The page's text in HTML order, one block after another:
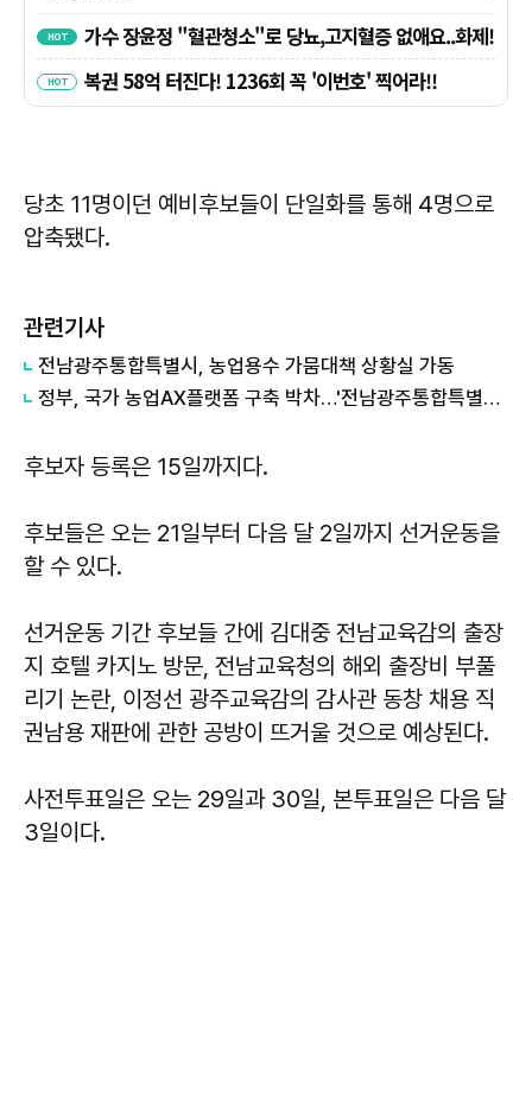
당초 11명이던 예비후보들이 단일화를 통해 4명으로
압축됐다.
관련기사
전남광주통합특별시, 농업용수 가뭄대책 상황실 가동
정부, 국가 농업AX플랫폼 구축 박차…'전남광주통합특별시 컨소시엄' 최종 선정
후보자 등록은 15일까지다.
후보들은 오는 21일부터 다음 달 2일까지 선거운동을
할 수 있다.
선거운동 기간 후보들 간에 김대중 전남교육감의 출장
지 호텔 카지노 방문, 전남교육청의 해외 출장비 부풀
리기 논란, 이정선 광주교육감의 감사관 동창 채용 직
권남용 재판에 관한 공방이 뜨거울 것으로 예상된다.
사전투표일은 오는 29일과 30일, 본투표일은 다음 달
3일이다.